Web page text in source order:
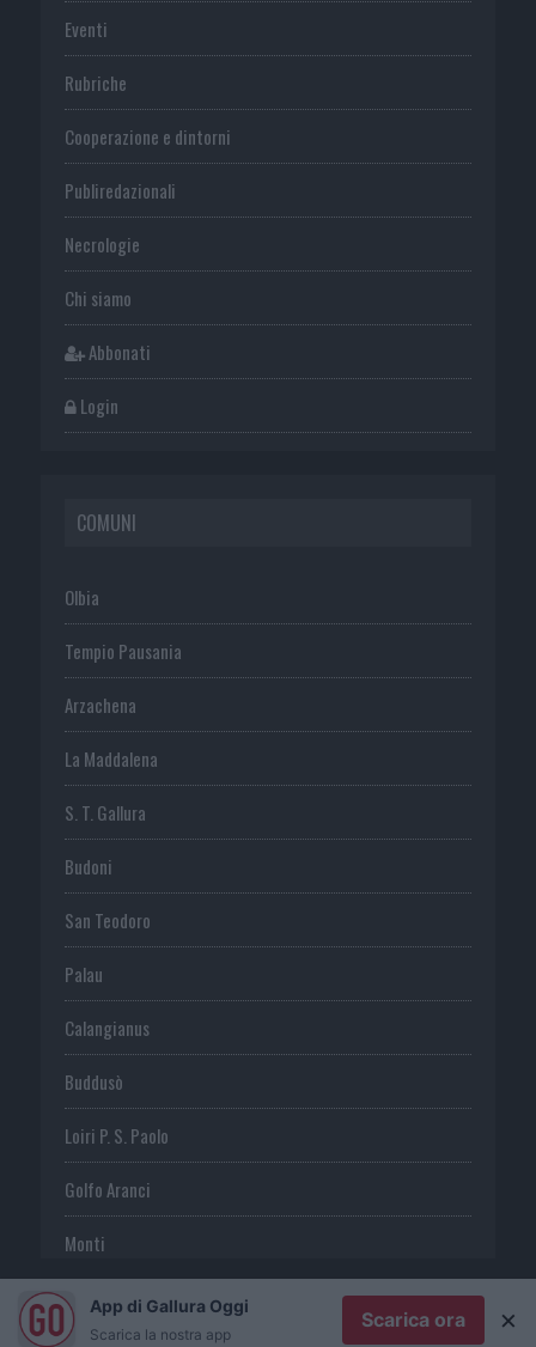
Eventi
Rubriche
Cooperazione e dintorni
Publiredazionali
Necrologie
Chi siamo
Abbonati
Login
COMUNI
Olbia
Tempio Pausania
Arzachena
La Maddalena
S. T. Gallura
Budoni
San Teodoro
Palau
Calangianus
Buddusò
Loiri P. S. Paolo
Golfo Aranci
Monti
TeltiApp di Gallura Oggi
Scarica la nostra app
Scarica ora ×